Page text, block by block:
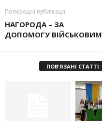
Попередні публікації
НАГОРОДА – ЗА
ДОПОМОГУ ВІЙСЬКОВИМ
ПОВ'ЯЗАНІ СТАТТІ